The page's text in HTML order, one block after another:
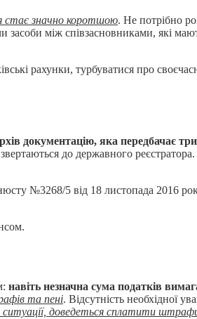
стає значно коротшою. Не потрібно
між співзасновниками, які
рахунки, турбуватися про
документацію, яка передбачає
до державного
№3268/5 від 18 листопада 2016
навіть незначна сума податків
та пені. Відсутність необхідної
ситуації, доведеться сплатити